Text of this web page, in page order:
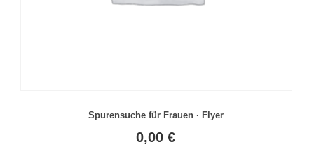
Spurensuche für Frauen · Flyer
0,00€